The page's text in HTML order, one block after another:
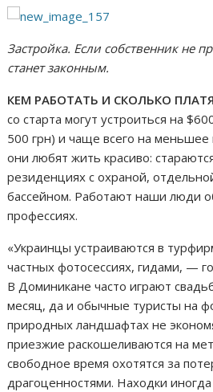
Застройка. Если собственник не
станет законным.
КЕМ РАБОТАТЬ И СКОЛЬКО
со старта могут устроиться на
500 грн) и чаще всего на меньшее
они любят жить красиво:
резиденциях с охраной,
бассейном. Работают наши люди
профессиях.
«Украинцы устраиваются в
частных фотосессиях, гидами, —
В Доминикане часто играют
месяц, да и обычные туристы на
природных ландшафтах не
приезжие раскошеливаются на
свободное время охотятся за
драгоценностями. Находки